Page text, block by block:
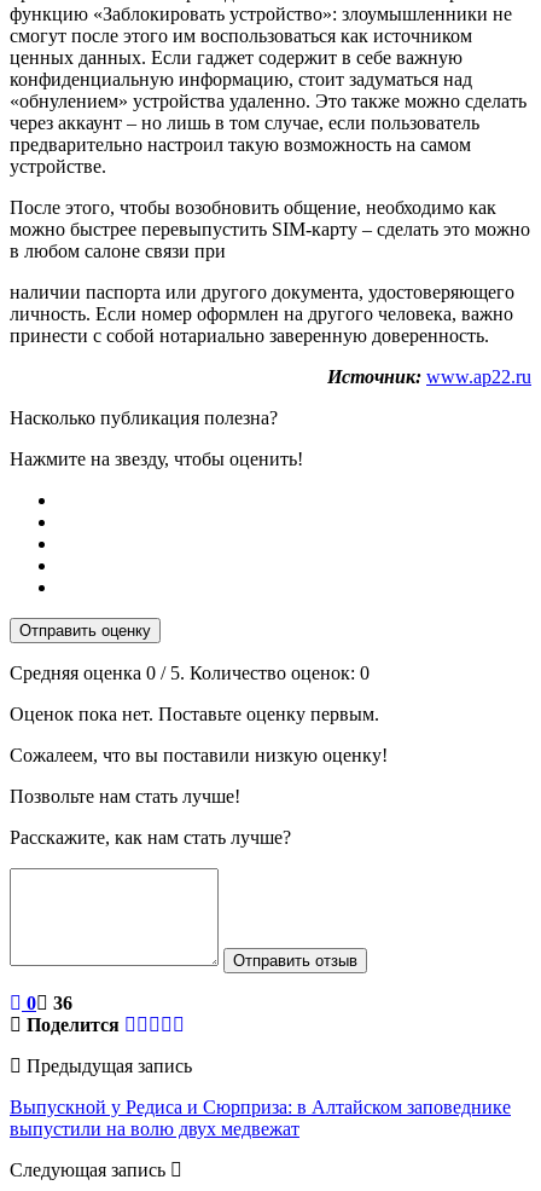
функцию «Заблокировать устройство»: злоумышленники не
смогут после этого им воспользоваться как источником
ценных данных. Если гаджет содержит в себе важную
конфиденциальную информацию, стоит задуматься над
«обнулением» устройства удаленно. Это также можно сделать
через аккаунт – но лишь в том случае, если пользователь
предварительно настроил такую возможность на самом
устройстве.
После этого, чтобы возобновить общение, необходимо как
можно быстрее перевыпустить SIM-карту – сделать это можно
в любом салоне связи при
наличии паспорта или другого документа, удостоверяющего
личность. Если номер оформлен на другого человека, важно
принести с собой нотариально заверенную доверенность.
Источник: www.ap22.ru
Насколько публикация полезна?
Нажмите на звезду, чтобы оценить!
Отправить оценку
Средняя оценка 0 / 5. Количество оценок: 0
Оценок пока нет. Поставьте оценку первым.
Сожалеем, что вы поставили низкую оценку!
Позвольте нам стать лучше!
Расскажите, как нам стать лучше?
Отправить отзыв
0
36
Поделится
Предыдущая запись
Выпускной у Редиса и Сюрприза: в Алтайском заповеднике
выпустили на волю двух медвежат
Следующая запись